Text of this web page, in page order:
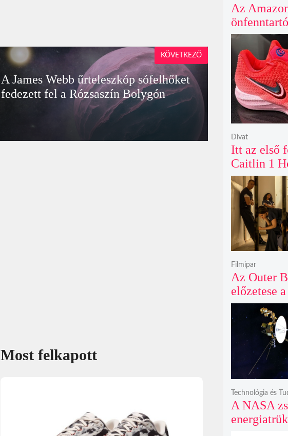
A James Webb űrteleszkóp sófelhőket
fedezett fel a Rózsaszín Bolygón
KÖVETKEZŐ
Most felkapott
Az
szimuláló
ökológiai
Itt az első
Caitlin 1
cipőjéről
színben
Divat
Az Outer
előzetese
kalandok
kíméletlen
Filmipar
A NASA
Technológia és